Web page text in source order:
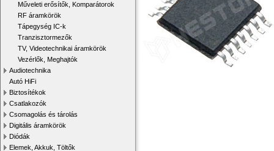
Műveleti erősítők, Komparátorok
RF áramkörök
Tápegység IC-k
Tranzisztormezők
TV, Videotechnikai áramkörök
Vezérlők, Meghajtók
Audiotechnika
Autó HiFi
Biztosítékok
Csatlakozók
Csomagolás és tárolás
Digitális áramkörök
Diódák
Elemek, Akkuk, Töltők